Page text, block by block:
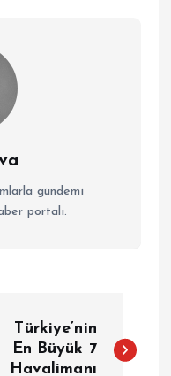
gündemi
portalı.
Türkiye’nin
En Büyük 7
Havalimanı